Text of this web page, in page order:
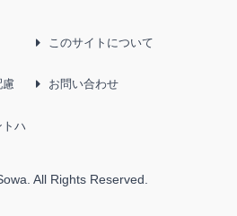
このサイトについて
慮 お問い合わせ
ハ
All Rights Reserved.